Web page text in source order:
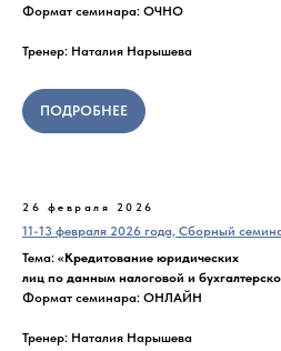
Формат семинара: ОЧНО
Тренер: Наталия Нарышева
ПОДРОБНЕЕ
26 февраля 2026
11-13 февраля 2026 года, Сборный
Тема: «Кредитование юридических
лиц по данным налоговой и
Формат семинара: ОНЛАЙН
Тренер: Наталия Нарышева